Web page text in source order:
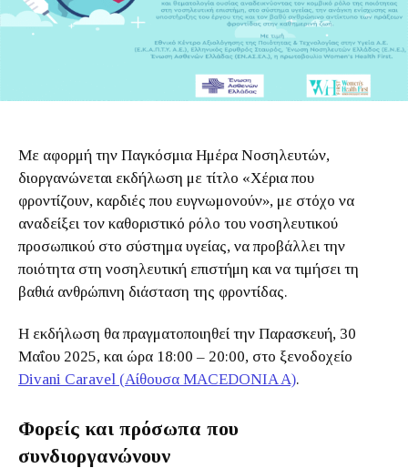
Με αφορμή την Παγκόσμια Ημέρα Νοσηλευτών,
διοργανώνεται εκδήλωση με τίτλο «Χέρια που
φροντίζουν, καρδιές που ευγνωμονούν», με στόχο να
αναδείξει τον καθοριστικό ρόλο του νοσηλευτικού
προσωπικού στο σύστημα υγείας, να προβάλλει την
ποιότητα στη νοσηλευτική επιστήμη και να τιμήσει τη
βαθιά ανθρώπινη διάσταση της φροντίδας.
Η εκδήλωση θα πραγματοποιηθεί την Παρασκευή, 30
Μαΐου 2025, και ώρα 18:00 – 20:00, στο ξενοδοχείο
Divani Caravel (Αίθουσα MACEDONIA A).
Φορείς και πρόσωπα που
συνδιοργανώνουν